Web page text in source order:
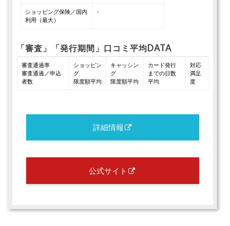
ショッピング保険／国内
利用（最大）
-
「審査」「発行期間」口コミ平均DATA
審査通過率
審査通過／申込
者数
ショッピン
グ
限度額平均
キャッシン
グ
限度額平均
カード発行
までの日数
平均
対応
満足
度
詳細情報
公式サイト